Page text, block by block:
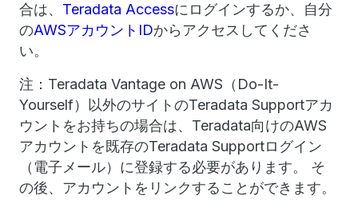
合は、 Teradata Accessにログインするか、自分
のAWSアカウントIDからアクセスしてくださ
い。
注：Teradata Vantage on AWS（Do-It-
Yourself）以外のサイトのTeradata Supportアカ
ウントをお持ちの場合は、Teradata向けのAWS
アカウントを既存のTeradata Supportログイン
（電子メール）に登録する必要があります。 そ
の後、アカウントをリンクすることができます。